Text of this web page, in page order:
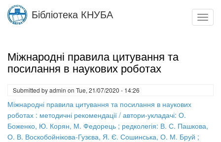
Skip
main
Бібліотека КНУБА
Міжнародні правила цитування та
посилання в наукових роботах
Submitted byadmin on Tue, 21/07/2020 - 14:26
Міжнародні правила цитування та посилання в наукових
роботах : методичні рекомендації / автори-укладачі: О.
Боженко, Ю. Корян, М. Федорець ; редколегія: В. С. Пашкова,
О. В. Воскобойнікова-Гузєва, Я. Є. Сошинська, О. М. Бруй ;